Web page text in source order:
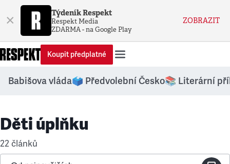
× Týdeník Respekt
Respekt Media
ZDARMA - na Google Play
ZOBRAZIT
Koupit předplatné
Babišova vláda🗳️ Předvolební Česko📚 Literární
Děti úplňku
22 článků